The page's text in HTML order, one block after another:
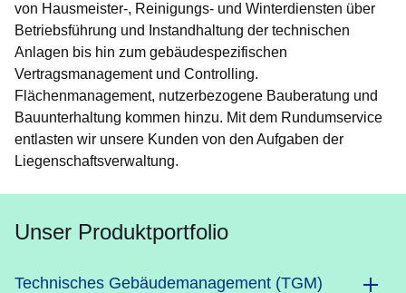
von Hausmeister-, Reinigungs- und Winterdiensten über
Betriebsführung und Instandhaltung der technischen
Anlagen bis hin zum gebäudespezifischen
Vertragsmanagement und Controlling.
Flächenmanagement, nutzerbezogene Bauberatung und
Bauunterhaltung kommen hinzu. Mit dem Rundumservice
entlasten wir unsere Kunden von den Aufgaben der
Liegenschaftsverwaltung.
Unser Produktportfolio
Technisches Gebäudemanagement (TGM)